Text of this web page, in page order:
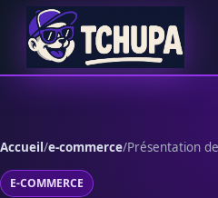
Aller au contenu
Accueil/e-commerce/Présentation
E-COMMERCE